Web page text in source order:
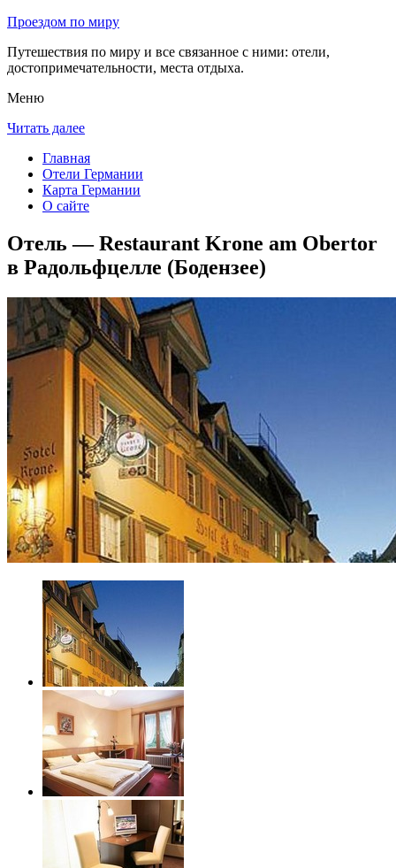
Проездом по миру
Путешествия по миру и все связанное с ними: отели,
достопримечательности, места отдыха.
Меню
Читать далее
Главная
Отели Германии
Карта Германии
О сайте
Отель — Restaurant Krone am Obertor
в Радольфцелле (Бодензее)